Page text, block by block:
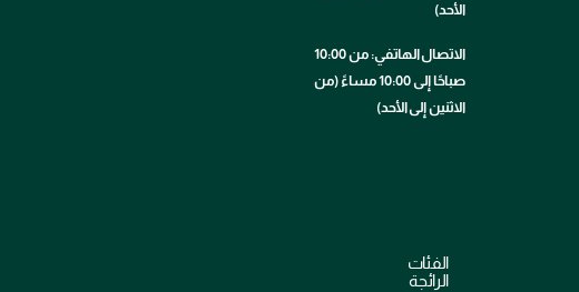
الأحد)
الاتصال الهاتفي: من 10:00
صباحًا إلى 10:00 مساءً (من
الاثنين إلى الأحد)
الفئات
الرائجة